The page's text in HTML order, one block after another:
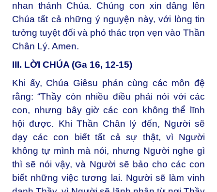
nhan thánh Chúa. Chúng con xin dâng lên
Chúa tất cả những ý nguyện này, với lòng tin
tưởng tuyệt đối và phó thác trọn vẹn vào Thần
Chân Lý. Amen.
III. LỜI CHÚA (Ga 16, 12-15)
Khi ấy, Chúa Giêsu phán cùng các môn đệ
rằng: “Thầy còn nhiều điều phải nói với các
con, nhưng bây giờ các con không thể lĩnh
hội được. Khi Thần Chân lý đến, Người sẽ
dạy các con biết tất cả sự thật, vì Người
không tự mình mà nói, nhưng Người nghe gì
thì sẽ nói vậy, và Người sẽ bảo cho các con
biết những việc tương lai. Người sẽ làm vinh